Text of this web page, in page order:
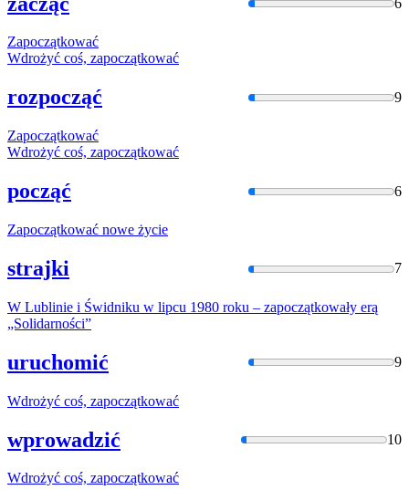
6
Zapoczątkować
Wdrożyć coś, zapoczątkować
rozpocząć 9
Zapoczątkować
Wdrożyć coś, zapoczątkować
począć 6
Zapoczątkować nowe życie
strajki 7
W Lublinie i Świdniku w lipcu 1980 roku – zapoczątkowały erą
„Solidarności”
uruchomić 9
Wdrożyć coś, zapoczątkować
wprowadzić 10
Wdrożyć coś, zapoczątkować